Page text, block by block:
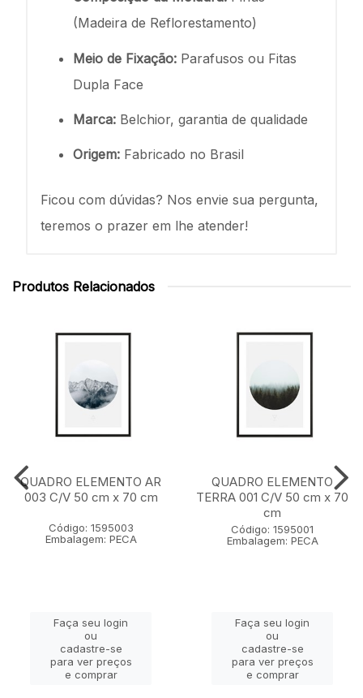
(Madeira de Reflorestamento)
Meio de Fixação: Parafusos ou Fitas
Dupla Face
Marca: Belchior, garantia de qualidade
Origem: Fabricado no Brasil
Ficou com dúvidas? Nos envie sua pergunta,
teremos o prazer em lhe atender!
Produtos Relacionados
QUADRO ELEMENTO AR
003 C/V 50 cm x 70 cm
Código: 1595003
Embalagem: PECA
Faça seu login
ou
cadastre-se
para ver preços
e comprar
QUADRO ELEMENTO
TERRA 001 C/V 50 cm x 70
cm
Código: 1595001
Embalagem: PECA
Faça seu login
ou
cadastre-se
para ver preços
e comprar